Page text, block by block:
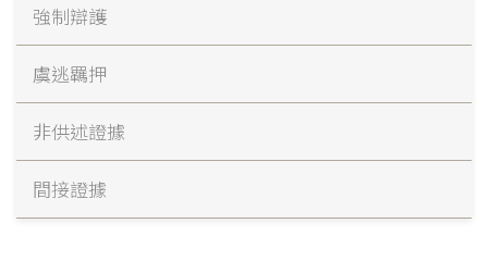
強制辯護
虞逃羈押
非供述證據
間接證據